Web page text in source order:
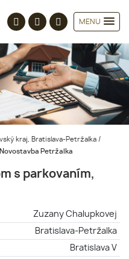
MENU
kraj, Bratislava-Petržalka /
Petržalka
s parkovaním,
Zuzany Chalupkovej
Bratislava-Petržalka
Bratislava V